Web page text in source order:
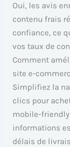
Oui, les avis
contenu frais
confiance, ce
vos taux de
Comment
site e-
Simplifiez la
clics pour
mobile-
informations
délais de